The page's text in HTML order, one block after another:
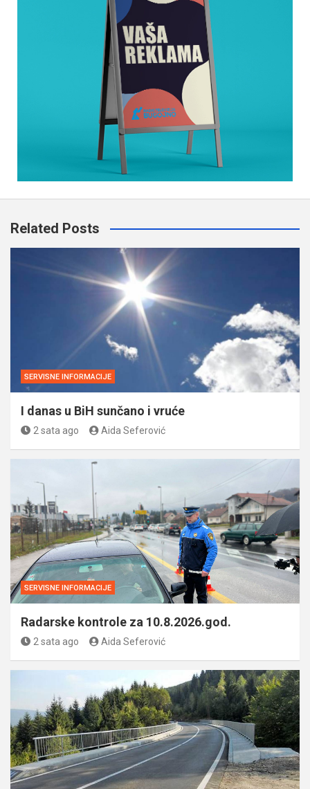
Related Posts
SERVISNE INFORMACIJE
I danas u BiH sunčano i vruće
2 sata ago Aida Seferović
SERVISNE INFORMACIJE
Radarske kontrole za 10.8.2026.god.
2 sata ago Aida Seferović